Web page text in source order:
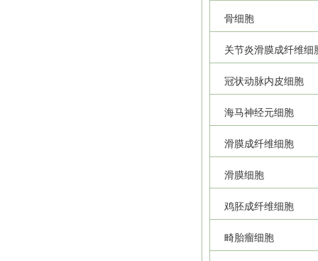
骨细胞
关节炎滑膜成纤维细
冠状动脉内皮细胞
海马神经元细胞
滑膜成纤维细胞
滑膜细胞
鸡胚成纤维细胞
畸胎瘤细胞